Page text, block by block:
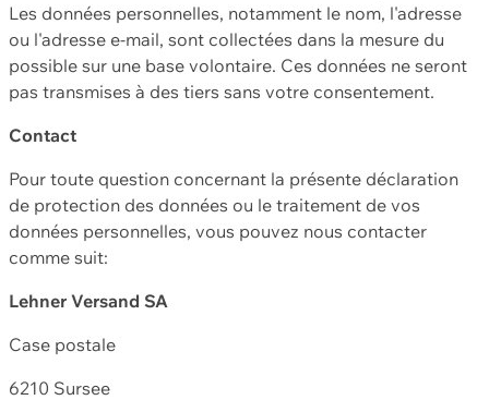
Les données personnelles, notamment le nom, l'adresse
ou l'adresse e-mail, sont collectées dans la mesure du
possible sur une base volontaire. Ces données ne seront
pas transmises à des tiers sans votre consentement.
Contact
Pour toute question concernant la présente déclaration
de protection des données ou le traitement de vos
données personnelles, vous pouvez nous contacter
comme suit:
Lehner Versand SA
Case postale
6210 Sursee